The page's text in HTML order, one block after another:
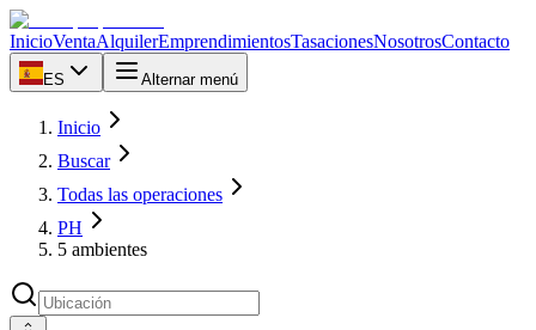
InicioVentaAlquilerEmprendimientosTasacionesNosotrosContacto
ES Alternar menú
Inicio
Buscar
Todas las operaciones
PH
5 ambientes